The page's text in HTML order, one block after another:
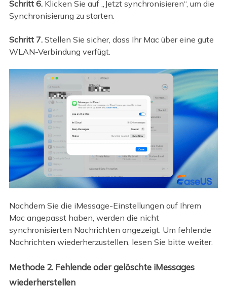
Schritt 6.Klicken Sie auf „Jetzt synchronisieren“, um die
Synchronisierung zu starten.
Schritt 7.Stellen Sie sicher, dass Ihr Mac über eine gute
WLAN-Verbindung verfügt.
Nachdem Sie die iMessage-Einstellungen auf Ihrem
Mac angepasst haben, werden die nicht
synchronisierten Nachrichten angezeigt. Um fehlende
Nachrichten wiederherzustellen, lesen Sie bitte weiter.
Methode 2. Fehlende oder gelöschte iMessages
wiederherstellen